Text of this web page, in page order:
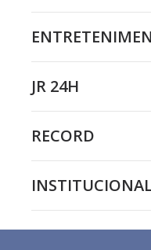
JR 24H
RECORD